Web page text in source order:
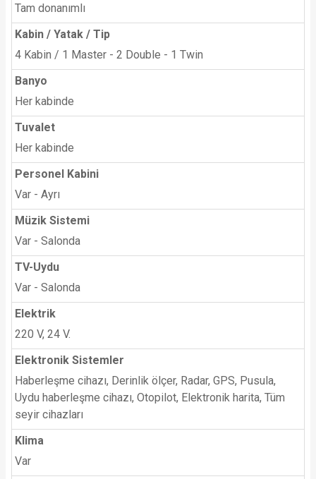
Tam donanımlı
Kabin / Yatak / Tip
4 Kabin / 1 Master - 2 Double - 1 Twin
Banyo
Her kabinde
Tuvalet
Her kabinde
Personel Kabini
Var - Ayrı
Müzik Sistemi
Var - Salonda
TV-Uydu
Var - Salonda
Elektrik
220 V, 24 V.
Elektronik Sistemler
Haberleşme cihazı, Derinlik ölçer, Radar, GPS, Pusula,
Uydu haberleşme cihazı, Otopilot, Elektronik harita, Tüm
seyir cihazları
Klima
Var